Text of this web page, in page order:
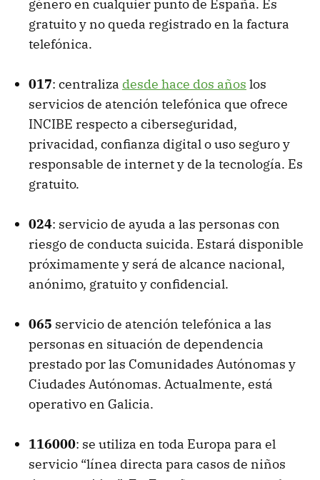
género en cualquier punto de España. Es
gratuito y no queda registrado en la factura
telefónica.
017: centraliza desde hace dos años los
servicios de atención telefónica que ofrece
INCIBE respecto a ciberseguridad,
privacidad, confianza digital o uso seguro y
responsable de internet y de la tecnología. Es
gratuito.
024: servicio de ayuda a las personas con
riesgo de conducta suicida. Estará disponible
próximamente y será de alcance nacional,
anónimo, gratuito y confidencial.
065 servicio de atención telefónica a las
personas en situación de dependencia
prestado por las Comunidades Autónomas y
Ciudades Autónomas. Actualmente, está
operativo en Galicia.
116000: se utiliza en toda Europa para el
servicio “línea directa para casos de niños